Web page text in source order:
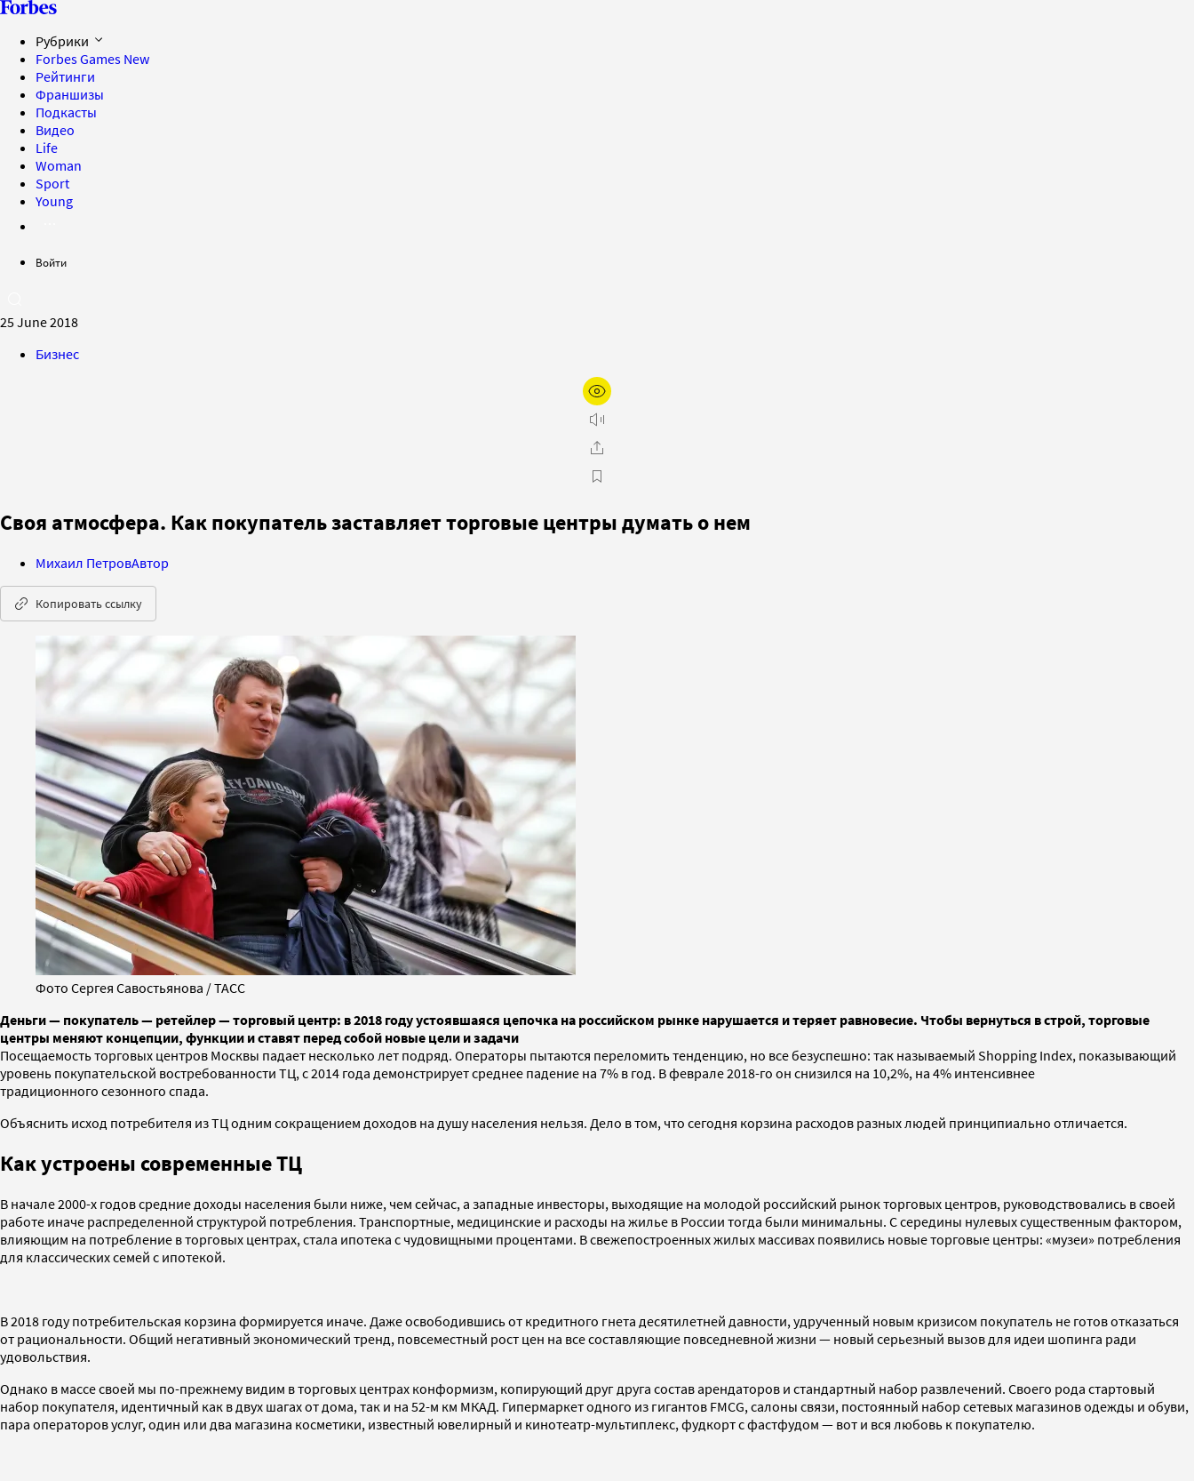
Рубрики
Forbes Games New
Рейтинги
Франшизы
Подкасты
Видео
Life
Woman
Sport
Young
Войти
25 June 2018
Бизнес
Своя атмосфера. Как покупатель заставляет торговые центры думать о нем
Михаил ПетровАвтор
Копировать ссылку
Фото Сергея Савостьянова / ТАСС
Деньги — покупатель — ретейлер — торговый центр: в 2018 году устоявшаяся цепочка на российском рынке нарушается и теряет равновесие. Чтобы вернуться в строй, торговые
центры меняют концепции, функции и ставят перед собой новые цели и задачи
Посещаемость торговых центров Москвы падает несколько лет подряд. Операторы пытаются переломить тенденцию, но все безуспешно: так называемый Shopping Index, показывающий
уровень покупательской востребованности ТЦ, с 2014 года демонстрирует среднее падение на 7% в год. В феврале 2018-го он снизился на 10,2%, на 4% интенсивнее
традиционного сезонного спада.
Объяснить исход потребителя из ТЦ одним сокращением доходов на душу населения нельзя. Дело в том, что сегодня корзина расходов разных людей принципиально отличается.
Как устроены современные ТЦ
В начале 2000-х годов средние доходы населения были ниже, чем сейчас, а западные инвесторы, выходящие на молодой российский рынок торговых центров, руководствовались в своей
работе иначе распределенной структурой потребления. Транспортные, медицинские и расходы на жилье в России тогда были минимальны. С середины нулевых существенным фактором,
влияющим на потребление в торговых центрах, стала ипотека с чудовищными процентами. В свежепостроенных жилых массивах появились новые торговые центры: «музеи» потребления
для классических семей с ипотекой.
В 2018 году потребительская корзина формируется иначе. Даже освободившись от кредитного гнета десятилетней давности, удрученный новым кризисом покупатель не готов отказаться
от рациональности. Общий негативный экономический тренд, повсеместный рост цен на все составляющие повседневной жизни — новый серьезный вызов для идеи шопинга ради
удовольствия.
Однако в массе своей мы по-прежнему видим в торговых центрах конформизм, копирующий друг друга состав арендаторов и стандартный набор развлечений. Своего рода стартовый
набор покупателя, идентичный как в двух шагах от дома, так и на 52-м км МКАД. Гипермаркет одного из гигантов FMCG, салоны связи, постоянный набор сетевых магазинов одежды и обуви,
пара операторов услуг, один или два магазина косметики, известный ювелирный и кинотеатр-мультиплекс, фудкорт с фастфудом — вот и вся любовь к покупателю.